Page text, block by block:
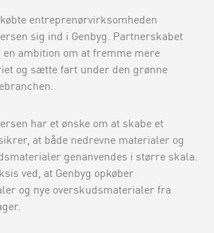
entreprenørvirksomheden
sig ind i Genbyg. Partnerskabet
ambition om at fremme mere
og sætte fart under den grønne
har et ønske om at skabe et
at både nedrevne materialer og
genanvendes i større skala.
ved, at Genbyg opkøber
og nye overskudsmaterialer fra